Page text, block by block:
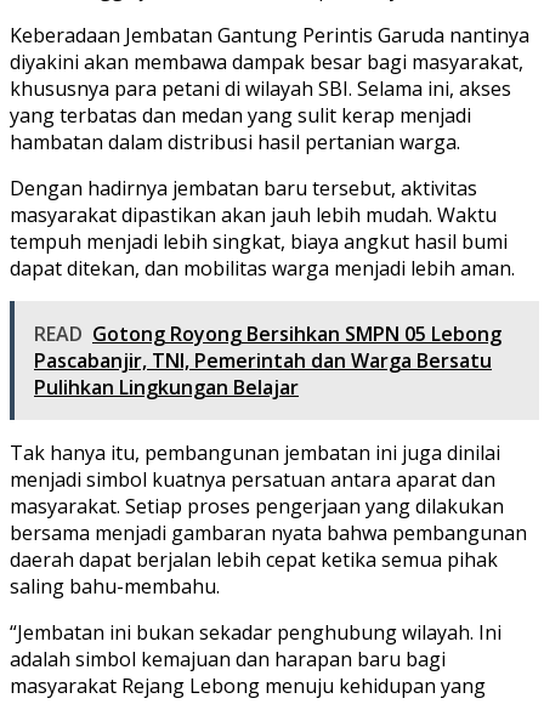
Keberadaan Jembatan Gantung Perintis Garuda nantinya
diyakini akan membawa dampak besar bagi masyarakat,
khususnya para petani di wilayah SBI. Selama ini, akses
yang terbatas dan medan yang sulit kerap menjadi
hambatan dalam distribusi hasil pertanian warga.
Dengan hadirnya jembatan baru tersebut, aktivitas
masyarakat dipastikan akan jauh lebih mudah. Waktu
tempuh menjadi lebih singkat, biaya angkut hasil bumi
dapat ditekan, dan mobilitas warga menjadi lebih aman.
READ Gotong Royong Bersihkan SMPN 05 Lebong
Pascabanjir, TNI, Pemerintah dan Warga Bersatu
Pulihkan Lingkungan Belajar
Tak hanya itu, pembangunan jembatan ini juga dinilai
menjadi simbol kuatnya persatuan antara aparat dan
masyarakat. Setiap proses pengerjaan yang dilakukan
bersama menjadi gambaran nyata bahwa pembangunan
daerah dapat berjalan lebih cepat ketika semua pihak
saling bahu-membahu.
“Jembatan ini bukan sekadar penghubung wilayah. Ini
adalah simbol kemajuan dan harapan baru bagi
masyarakat Rejang Lebong menuju kehidupan yang